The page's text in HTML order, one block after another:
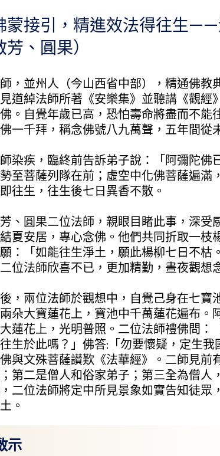
蒙接引，精進效法得往生
、圓果）
並州人（今山西省中部），精通佛教
道綽法師所著《安樂集》並聽講《觀經
。自覺年歲已高，恐怕壽命將盡而不能
一千拜，稱念佛號八九萬聲，五年間從
疾，臨終前告訴弟子說：「阿彌陀佛
至菩薩列隊在前；虛空中化佛菩薩遍滿
往生，往生後七日異香不散。
圓果二位法師，親眼目睹此事，深受
夏安居，專心念佛。他們共同折取一枝
：「如能往生淨土，願此楊柳七日不枯
位法師欣喜不已，更加精勤，晝夜觀想
兩位法師於觀想中，自覺己身在七寶
朵大寶蓮花上，寶池中千萬蓮花遍布。
蓮花上，光明普照。二位法師禮佛問：
生於此嗎？」佛答:「勿要懷疑，定生我
與文殊菩薩讃歎《法華經》。二師見前
第二是僧人和俗家弟子；第三全為僧人
二位法師將定中所見景象如實告知徒眾
。
示